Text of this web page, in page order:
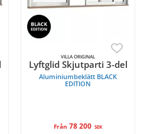
VILLA ORIGINAL
Lyftglid Skjutparti 3-del
Aluminiumbeklätt BLACK
EDITION
Från78 200 SEK